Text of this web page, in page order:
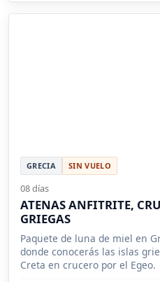
GRECIA SIN VUELO
08 días
ATENAS ANFITRITE,
GRIEGAS
Paquete de luna de miel en
donde conocerás las islas
Creta en crucero por el Egeo.